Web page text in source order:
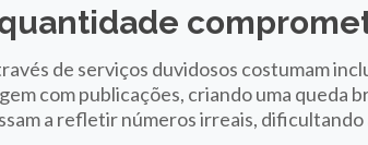
de serviços duvidosos costumam
com publicações, criando uma queda
a refletir números irreais, dificultando